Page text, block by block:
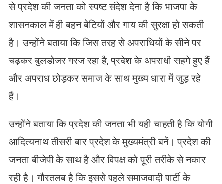
से प्रदेश की जनता को स्पष्ट संदेश देना है कि भाजपा के
शासनकाल में ही बहन बेटियों और गाय की सुरक्षा हो सकती
है। उन्होंने बताया कि जिस तरह से अपराधियों के सीने पर
चढ़कर बुलडोजर गरज रहा है, प्रदेश के अपराधी सहमे हुए हैं
और अपराध छोड़कर समाज के साथ मुख्य धारा में जुड़ रहे
हैं।
उन्होंने बताया कि प्रदेश की जनता भी यही चाहती है कि योगी
आदित्यनाथ तीसरी बार प्रदेश के मुख्यमंत्री बनें। प्रदेश की
जनता बीजेपी के साथ है और विपक्ष को पूरी तरीके से नकार
रही है। गौरतलब है कि इससे पहले समाजवादी पार्टी के